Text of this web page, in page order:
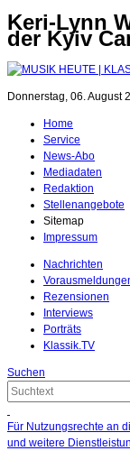
Keri-Lynn
der Kyiv
Donnerstag, 06. August
Home
Service
News-Abo
Mediadaten
Redaktion
Stellenangebote
Sitemap
Impressum
Nachrichten
Rezensionen
Interviews
Porträts
Klassik.TV
Suchen
Für Nutzungsrechte an
und weitere